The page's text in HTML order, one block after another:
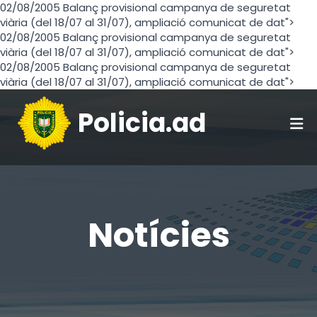
02/08/2005 Balanç provisional campanya de seguretat
viària (del 18/07 al 31/07), ampliació comunicat de dat">
02/08/2005 Balanç provisional campanya de seguretat
viària (del 18/07 al 31/07), ampliació comunicat de dat">
02/08/2005 Balanç provisional campanya de seguretat
viària (del 18/07 al 31/07), ampliació comunicat de dat">
Policia.ad
Notícies